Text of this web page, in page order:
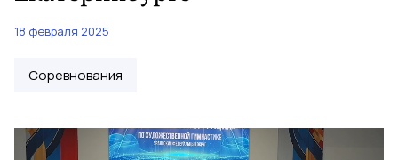
18 февраля 2025
Соревнования